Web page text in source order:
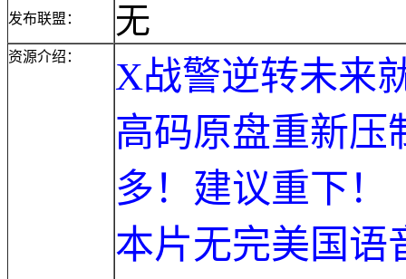
发布联盟： 无
资源介绍：
X战警逆转未来
高码原盘重新压
多！建议重下！
本片无完美国语